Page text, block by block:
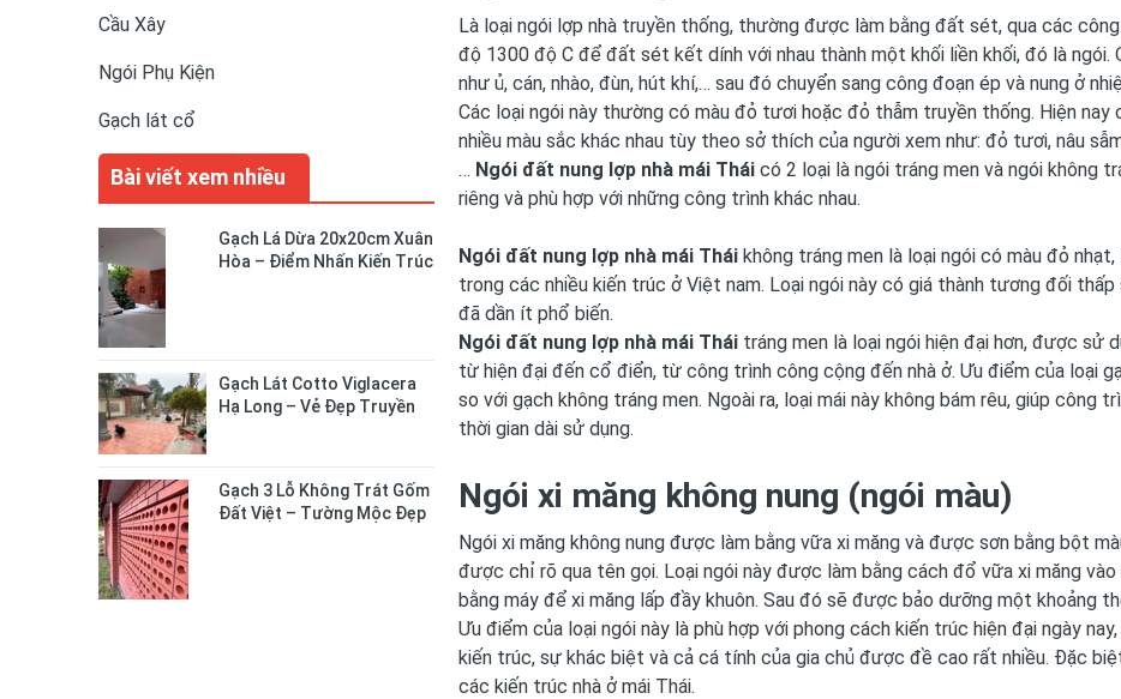
Cầu Xây
Ngói Phụ Kiện
Gạch lát cổ
Bài viết xem nhiều
Gạch Lá Dừa 20x20cm Xuân
Hòa – Điểm Nhấn Kiến Trúc
Gạch Lát Cotto Viglacera
Hạ Long – Vẻ Đẹp Truyền
Gạch 3 Lỗ Không Trát Gốm
Đất Việt – Tường Mộc Đẹp
Là loại ngói lợp nhà truyền thống, thường được làm bằng đất sét, qua các
độ 1300 độ C để đất sét kết dính với nhau thành một khối liền khối, đó là
như ủ, cán, nhào, đùn, hút khí,… sau đó chuyển sang công đoạn ép và nung ở
Các loại ngói này thường có màu đỏ tươi hoặc đỏ thẫm truyền thống. Hiện nay
nhiều màu sắc khác nhau tùy theo sở thích của người xem như: đỏ tươi, nâu
… Ngói đất nung lợp nhà mái Thái có 2 loại là ngói tráng men và ngói không
riêng và phù hợp với những công trình khác nhau.
Ngói đất nung lợp nhà mái Thái không tráng men là loại ngói có màu đỏ
trong các nhiều kiến trúc ở Việt nam. Loại ngói này có giá thành tương đối thấp
đã dần ít phổ biến.
Ngói đất nung lợp nhà mái Thái tráng men là loại ngói hiện đại hơn, được sử
từ hiện đại đến cổ điển, từ công trình công cộng đến nhà ở. Ưu điểm của loại
so với gạch không tráng men. Ngoài ra, loại mái này không bám rêu, giúp
thời gian dài sử dụng.
Ngói xi măng không nung (ngói màu)
Ngói xi măng không nung được làm bằng vữa xi măng và được sơn bằng bột
được chỉ rõ qua tên gọi. Loại ngói này được làm bằng cách đổ vữa xi măng
bằng máy để xi măng lấp đầy khuôn. Sau đó sẽ được bảo dưỡng một khoảng
Ưu điểm của loại ngói này là phù hợp với phong cách kiến ​​trúc hiện đại ngày
kiến ​​trúc, sự khác biệt và cả cá tính của gia chủ được đề cao rất nhiều. Đặc
các kiến trúc nhà ở mái Thái.